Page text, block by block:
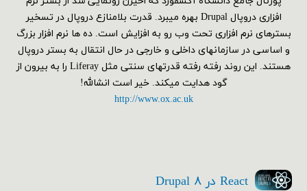
افزاری دروپال Drupal بهره میبرد. قدرت بلامنازع دروپال در تسخیر
بسترهای نرم افزاری تحت وب رو به افزایش است. ده ها نرم افزار بزرگ
و اساسی در سازمانهای داخلی و خارجی در حال انتقال به بستر دروپال
هستند. این روند رفته رفته قدرتهای سنتی مثل Liferay را به بیرون از
گود هدایت میکند. خیر است انشالله!
http://www.ox.ac.uk
React در Drupal ۸